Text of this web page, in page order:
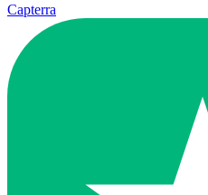
Capterra